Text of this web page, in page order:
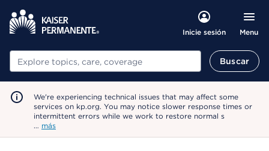
Inicie sesión Menu
Buscar Buscar
We're experiencing technical issues that may affect some
services on kp.org. You may notice slower response times or
intermittent errors while we work to restore normal s
… más